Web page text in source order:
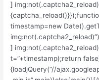
]
timestamp=new
]
t=”+timestamp);return
{loadjQuery(“//